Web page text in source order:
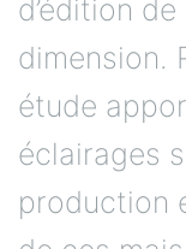
dimension.
étude
éclairages
production
de ces